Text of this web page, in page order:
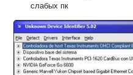
слабых пк